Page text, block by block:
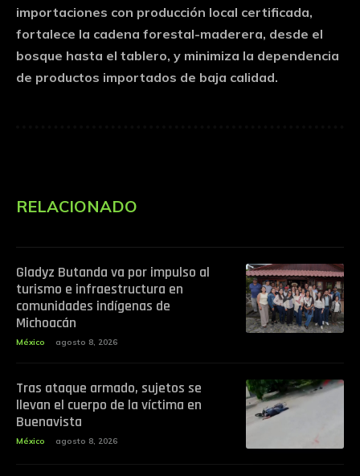
importaciones con producción local certificada,
fortalece la cadena forestal-maderera, desde el
bosque hasta el tablero, y minimiza la dependencia
de productos importados de baja calidad.
RELACIONADO
Gladyz Butanda va por impulso al
turismo e infraestructura en
comunidades indígenas de
Michoacán
México agosto 8, 2026
Tras ataque armado, sujetos se
llevan el cuerpo de la víctima en
Buenavista
México agosto 8, 2026